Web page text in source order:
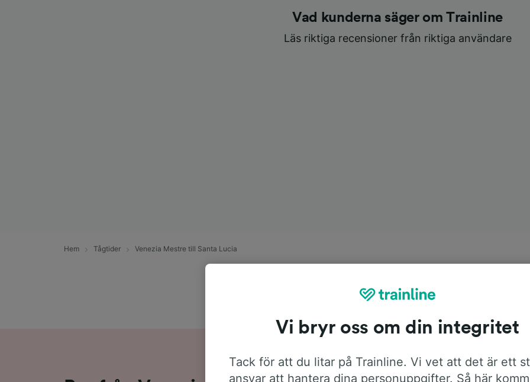
Vad kunderna säger om Trainline
Läs riktiga recensioner från riktiga användare
Hem Tågtider Venezia Mestre till Santa Lucia
Vi bryr oss om din integritet
Tack för att du litar på Trainline. Vi vet att det är ett
ansvar att hantera dina personuppgifter. Så här